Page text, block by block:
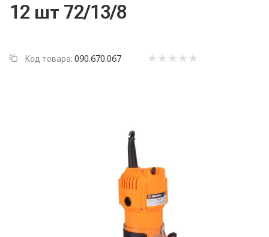
12 шт 72/13/8
Код товара: 090.670.067